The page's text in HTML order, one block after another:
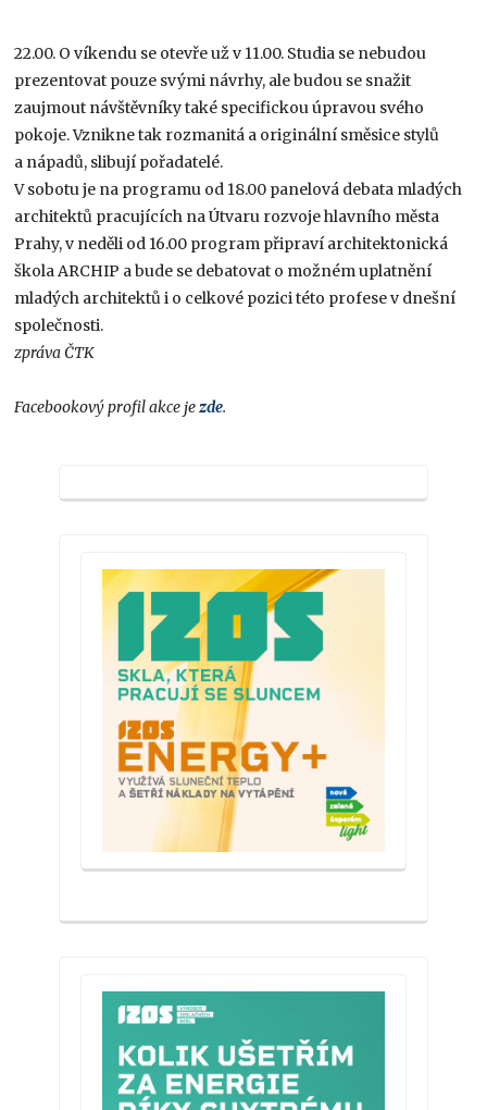
22.00. O víkendu se otevře už v 11.00. Studia se nebudou
prezentovat pouze svými návrhy, ale budou se snažit
zaujmout návštěvníky také specifickou úpravou svého
pokoje. Vznikne tak rozmanitá a originální směsice stylů
a nápadů, slibují pořadatelé.
V sobotu je na programu od 18.00 panelová debata mladých
architektů pracujících na Útvaru rozvoje hlavního města
Prahy, v neděli od 16.00 program připraví architektonická
škola ARCHIP a bude se debatovat o možném uplatnění
mladých architektů i o celkové pozici této profese v dnešní
společnosti.
zpráva ČTK
Facebookový profil akce jezde.